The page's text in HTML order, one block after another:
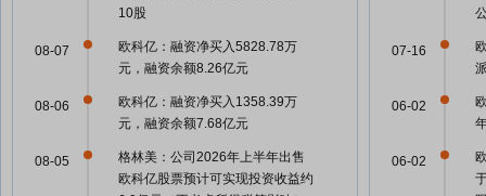
10股
欧科亿：融资净买入5828.78万
元，融资余额8.26亿元
08-07
欧科亿：融资净买入1358.39万
元，融资余额7.68亿元
08-06
格林美：公司2026年上半年出售
欧科亿股票预计可实现投资收益约
08-05
07-16
06-02
06-02